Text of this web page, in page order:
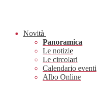
Novità
Panoramica
Le notizie
Le circolari
Calendario eventi
Albo Online